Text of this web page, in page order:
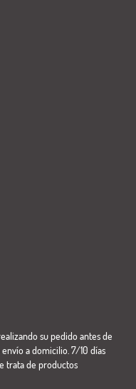
su pedido antes de
a domicilio. 7/10 días
trata de productos